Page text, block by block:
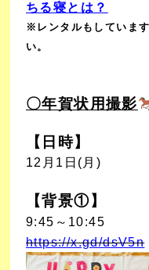
ちる寝とは？
※レンタルもしていま
い。
〇年賀状用撮影
【日時】
12月1日(月)
【背景①】
9:45～10:45
https://x.gd/dsV5n